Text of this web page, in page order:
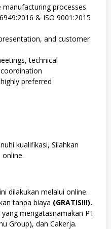
processes
& ISO 9001:2015
and customer
technical
preferred
kualifikasi, Silahkan
dilakukan melalui online.
tanpa biaya (GRATIS!!!).
mengatasnamakan PT
Group), dan Cakerja.